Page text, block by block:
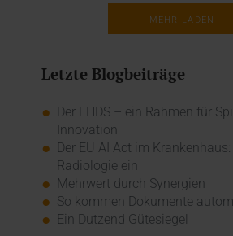
MEHR LADEN
Letzte Blogbeiträge
Der EHDS – ein Rahmen für
Innovation
Der EU AI Act im
Radiologie ein
Mehrwert durch Synergien
So kommen Dokumente
Ein Dutzend Gütesiegel